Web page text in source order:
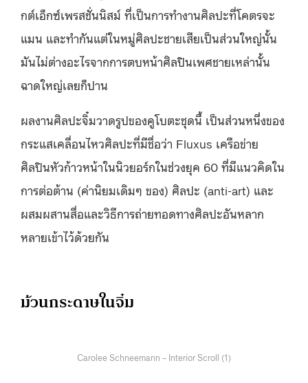
กต์เอ็กซ์เพรสชั่นนิสม์ ที่เป็นการทำงานศิลปะที่โคตรจะ
แมน และทำกันแต่ในหมู่ศิลปะชายเสียเป็นส่วนใหญ่นั้น
มันไม่ต่างอะไรจากการตบหน้าศิลปินเพศชายเหล่านั้น
ฉาดใหญ่เลยก็ปาน
ผลงานศิลปะจิ๋มวาดรูปของคูโบตะชุดนี้ เป็นส่วนหนึ่งของ
กระแสเคลื่อนไหวศิลปะที่มีชื่อว่า Fluxus เครือข่าย
ศิลปินหัวก้าวหน้าในนิวยอร์กในช่วงยุค 60 ที่มีแนวคิดใน
การต่อต้าน (ค่านิยมเดิมๆ ของ) ศิลปะ (anti-art) และ
ผสมผสานสื่อและวิธีการถ่ายทอดทางศิลปะอันหลาก
หลายเข้าไว้ด้วยกัน
ม้วนกระดาษในจิ๋ม
Carolee Schneemann – Interior Scroll (1)